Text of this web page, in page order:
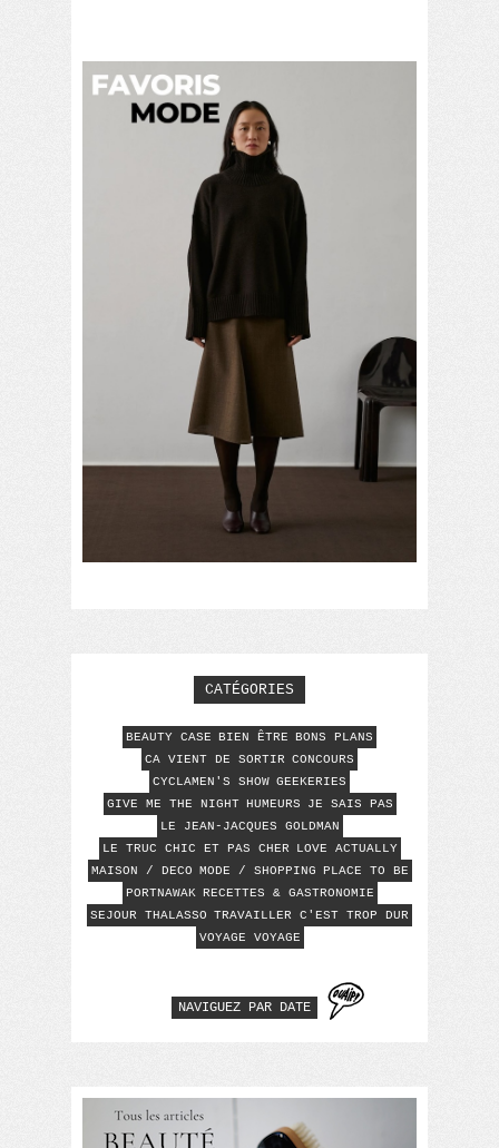
CATÉGORIES
BEAUTY CASE BIEN ÊTRE BONS PLANS
CA VIENT DE SORTIR CONCOURS
CYCLAMEN'S SHOW GEEKERIES
GIVE ME THE NIGHT HUMEURS
JE SAIS PAS
LE JEAN-JACQUES GOLDMAN
LE TRUC CHIC ET PAS CHER
LOVE ACTUALLY
MAISON / DECO MODE / SHOPPING PLACE TO BE
PORTNAWAK RECETTES & GASTRONOMIE
SEJOUR THALASSO TRAVAILLER C'EST TROP DUR
VOYAGE VOYAGE
NAVIGUEZ PAR DATE